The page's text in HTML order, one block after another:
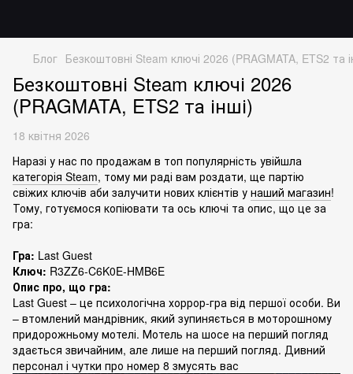
Блог Безкоштовні Steam ключі 2026 (PRAGMATA, ETS2 та
Безкоштовні Steam ключі 2026
(PRAGMATA, ETS2 та інші)
18 квітня 2026
Наразі у нас по продажам в топ популярність увійшла
категорія Steam, тому ми раді вам роздати, ще партію
свіжих ключів аби залучити нових клієнтів у наший магазин!
Тому, готуємося копіювати та ось ключі та опис, що це за
гра:
Гра: Last Guest
Ключ: R3ZZ6-C6K0E-HMB6E
Опис про, що гра:
Last Guest – це психологічна хоррор-гра від першої особи. Ви
– втомлений мандрівник, який зупиняється в моторошному
придорожньому мотелі. Мотель на шосе на перший погляд
здається звичайним, але лише на перший погляд. Дивний
персонал і чутки про номер 8 змусять вас